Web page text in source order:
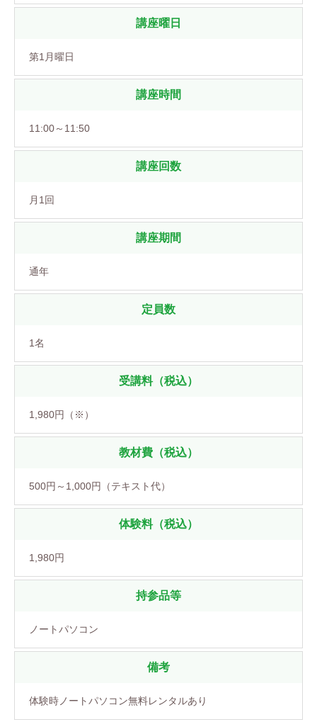
講座曜日
第1月曜日
講座時間
11:00～11:50
講座回数
月1回
講座期間
通年
定員数
1名
受講料（税込）
1,980円（※）
教材費（税込）
500円～1,000円（テキスト代）
体験料（税込）
1,980円
持参品等
ノートパソコン
備考
体験時ノートパソコン無料レンタルあり